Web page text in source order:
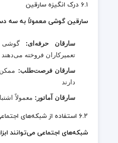
۶.۱ درک انگیزه سارقین
سارقین گوشی معمولاً به سه
سارقان حرفه‌ای: گوشی
تعمیرکاران فروخته می‌دهند
سارقان فرصت‌طلب:
دارند
سارقان آماتور: معمولاً
۶.۲ استفاده از شبکه‌های اجتماعی برای پیدا کردن گوشی
شبکه‌های اجتماعی می‌توانند